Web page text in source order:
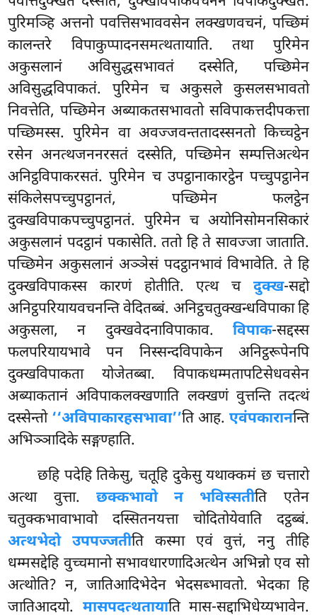
पुरिमञ्हि अत्तनो पवत्तिसभाववसेन लक्खणवचनं, पच्छिमं
कालन्तरे विपाकुप्पादनसमत्थतायाति. तथा पुरिमेन
अकुसलानं अविसुद्धसभावतं दस्सेति, पच्छिमेन
अविसुद्धविपाकतं. पुरिमेन च अकुसले कुसलसभावतो
निवत्तेति, पच्छिमेन अब्याकतसभावतो सविपाकत्तदीपकत्ता
पच्छिमस्स. पुरिमेन वा अवज्जवन्ततादस्सनतो किच्चट्ठेन
रसेन अनत्थजननरसतं दस्सेति, पच्छिमेन सम्पत्तिअत्थेन
अनिट्ठविपाकरसतं. पुरिमेन च उपट्ठानाकारट्ठेन पच्चुपट्ठानेन
संकिलेसपच्चुपट्ठानतं, पच्छिमेन फलट्ठेन
दुक्खविपाकपच्चुपट्ठानतं. पुरिमेन च अयोनिसोमनसिकारं
अकुसलानं पदट्ठानं पकासेति. ततो हि ते सावज्जा जाताति.
पच्छिमेन अकुसलानं अञ्ञेसं पदट्ठानभावं विभावेति. ते हि
दुक्खविपाकस्स कारणं होतीति. एत्थ च दुक्ख-सद्दो
अनिट्ठपरियायवचनन्ति वेदितब्बं. अनिट्ठचतुक्खन्धविपाका हि
अकुसला, न दुक्खवेदनाविपाकाव. विपाक-सद्दस्स
फलपरियायभावे पन निस्सन्दविपाकेन अनिट्ठरूपेनपि
दुक्खविपाकता योजेतब्बा. विपाकधम्मतापटिसेधवसेन
अब्याकतानं अविपाकलक्खणाति लक्खणं वुत्तन्ति तदत्थं
दस्सेन्तो ‘‘अविपाकारहसभावा’’ति आह. एवंपकारानन्ति
अभिञ्ञादिके सङ्गण्हाति.
छहि पदेहि तिकेसु, चतूहि दुकेसु यथाक्कमं छ चत्तारो
अत्था वुत्ता. छक्कभावो न भविस्सतीति एतेन
चतुक्कभावाभावो दस्सितनयत्ता चोदितोयेवाति दट्ठब्बं.
अत्थभेदो उपपज्जतीति कस्मा एवं वुत्तं, ननु तीहि
धम्मसद्देहि वुच्चमानो सभावधारणादिअत्थेन अभिन्नो एव सो
अत्थोति? न, जातिआदिभेदेन भेदसब्भावतो. भेदका हि
जातिआदयो. मासपदत्थतायाति मास-सद्दाभिधेय्यभावेन.